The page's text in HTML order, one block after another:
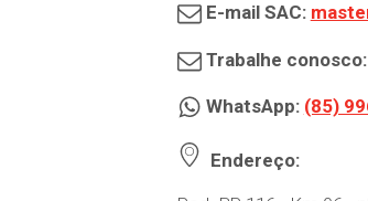
E-mail SAC:
Trabalhe conosco:
WhatsApp: (85)
Endereço: